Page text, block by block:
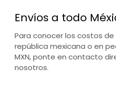
Envíos a todo
Para conocer los costos
república mexicana o en
MXN, ponte en contacto
nosotros.